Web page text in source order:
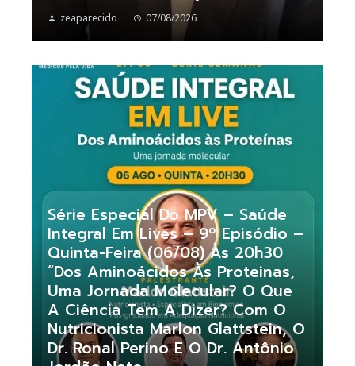
zeaparecido 07/08/2026
Série Especial Do MPV – Saúde
Integral Em Lives – 9º Episódio –
Quinta-Feira (06/08) Às 20h30
“Dos Aminoácidos Às Proteinas,
Uma Jornada Molecular? O Que
A Ciência Tem A Dizer? Com O
Nutricionista Marlon Glattstein, O
Dr. Ronal Perino E O Dr. Antônio